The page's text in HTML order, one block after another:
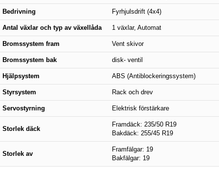
Bedrivning Fyrhjulsdrift (4x4)
Antal växlar och typ av växellåda 1 växlar, Automat
Bromssystem fram Vent skivor
Bromssystem bak disk- ventil
Hjälpsystem ABS (Antiblockeringssystem)
Styrsystem Rack och drev
Servostyrning Elektrisk förstärkare
Storlek däck
Framdäck: 235/50 R19
Bakdäck: 255/45 R19
Storlek av
Framfälgar: 19
Bakfälgar: 19